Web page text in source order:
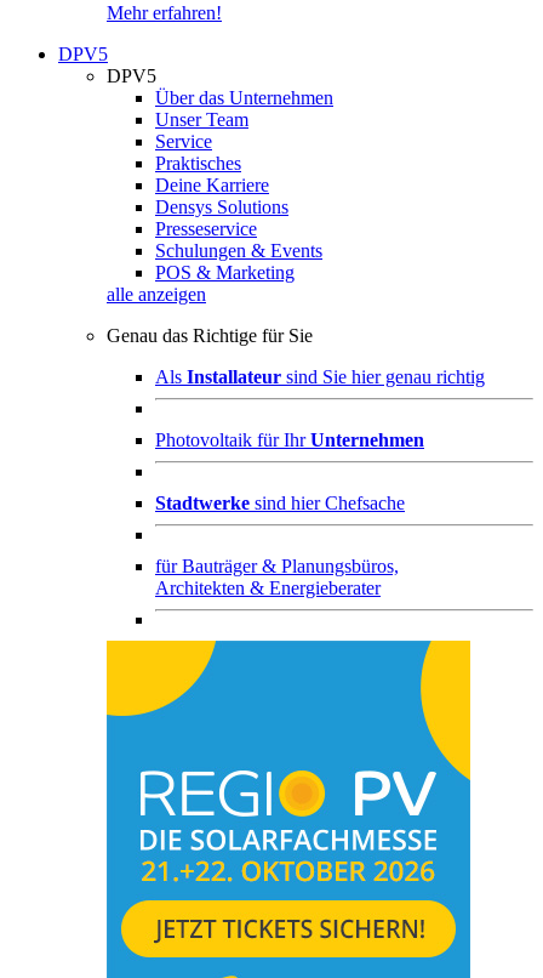
Mehr erfahren!
DPV5
DPV5
Über das Unternehmen
Unser Team
Service
Praktisches
Deine Karriere
Densys Solutions
Presseservice
Schulungen & Events
POS & Marketing
alle anzeigen
Genau das Richtige für Sie
Als Installateur sind Sie hier genau richtig
Photovoltaik für IhrUnternehmen
Stadtwerke sind hier Chefsache
fürBauträger & Planungsbüros,
Architekten & Energieberater